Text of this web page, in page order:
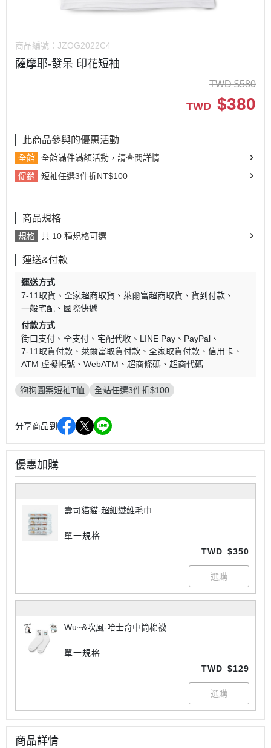
商品編號： JZOG2022C4
薩摩耶-發呆 印花短袖
TWD $580
TWD $380
此商品參與的優惠活動
全館
全館滿件滿額活動，請查閱詳情
促銷
短袖任選3件折NT$100
商品規格
規格 共 10 種規格可選
運送&付款
運送方式
7-11取貨
全家超商取貨 萊爾富超商取貨
貨到付款
一般宅配
國際快遞
付款方式
街口支付
全支付 宅配代收 LINE Pay
PayPal
7-11取貨付款
萊爾富取貨付款 全家取貨付款
信用卡
ATM 虛擬帳號
WebATM 超商條碼 超商代碼
狗狗圖案短袖T恤 全站任選3件折$100
分享商品到
優惠加購
壽司貓貓-超細纖維毛巾
單一規格
TWD $350
Wu~&吹風-哈士奇中筒棉襪
單一規格
TWD $129
商品詳情